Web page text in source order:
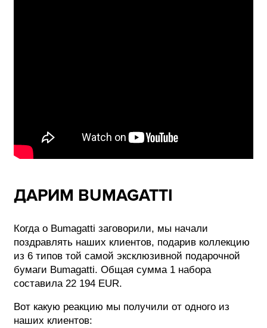
ДАРИМ BUMAGATTI
Когда о Bumagatti заговорили, мы начали
поздравлять наших клиентов, подарив коллекцию
из 6 типов той самой эксклюзивной подарочной
бумаги Bumagatti. Общая сумма 1 набора
составила 22 194 EUR.
Вот какую реакцию мы получили от одного из
наших клиентов: